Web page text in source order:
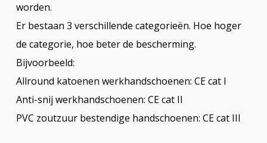
worden.
Er bestaan 3 verschillende categorieën. Hoe hoger
de categorie, hoe beter de bescherming.
Bijvoorbeeld:
Allround katoenen werkhandschoenen: CE cat I
Anti-snij werkhandschoenen: CE cat II
PVC zoutzuur bestendige handschoenen: CE cat III